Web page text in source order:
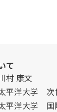
て
村 康文
平洋大学
大学 国際